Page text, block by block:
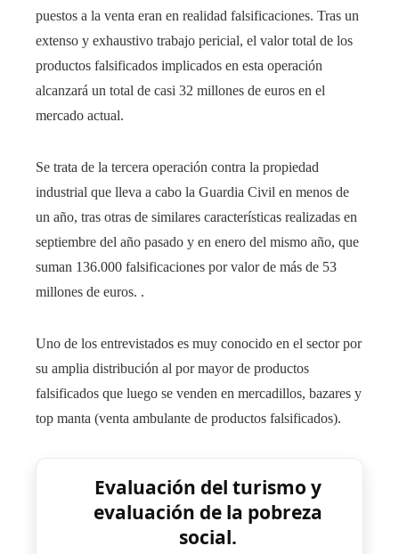
puestos a la venta eran en realidad falsificaciones. Tras un
extenso y exhaustivo trabajo pericial, el valor total de los
productos falsificados implicados en esta operación
alcanzará un total de casi 32 millones de euros en el
mercado actual.
Se trata de la tercera operación contra la propiedad
industrial que lleva a cabo la Guardia Civil en menos de
un año, tras otras de similares características realizadas en
septiembre del año pasado y en enero del mismo año, que
suman 136.000 falsificaciones por valor de más de 53
millones de euros. .
Uno de los entrevistados es muy conocido en el sector por
su amplia distribución al por mayor de productos
falsificados que luego se venden en mercadillos, bazares y
top manta (venta ambulante de productos falsificados).
Evaluación del turismo y
evaluación de la pobreza
social.